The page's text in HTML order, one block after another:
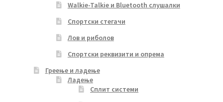
Walkie-Talkie и Bluetooth слушалки
Спортски стегачи
Лов и риболов
Спортски реквизити и опрема
Греење и ладење
Ладење
Сплит системи